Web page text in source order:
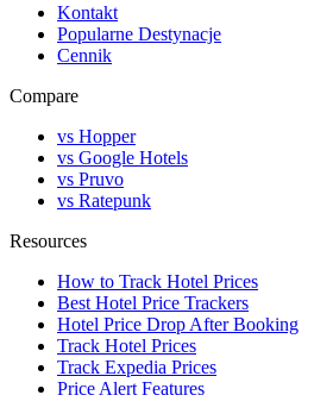
Kontakt
Popularne Destynacje
Cennik
Compare
vs Hopper
vs Google Hotels
vs Pruvo
vs Ratepunk
Resources
How to Track Hotel Prices
Best Hotel Price Trackers
Hotel Price Drop After Booking
Track Hotel Prices
Track Expedia Prices
Price Alert Features